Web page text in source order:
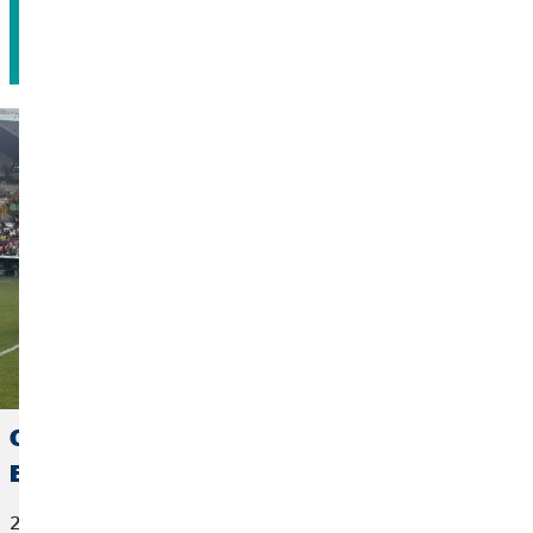
OVB España se suma a la visibilización de la
ELA en Cáceres
22 de junio de 2026